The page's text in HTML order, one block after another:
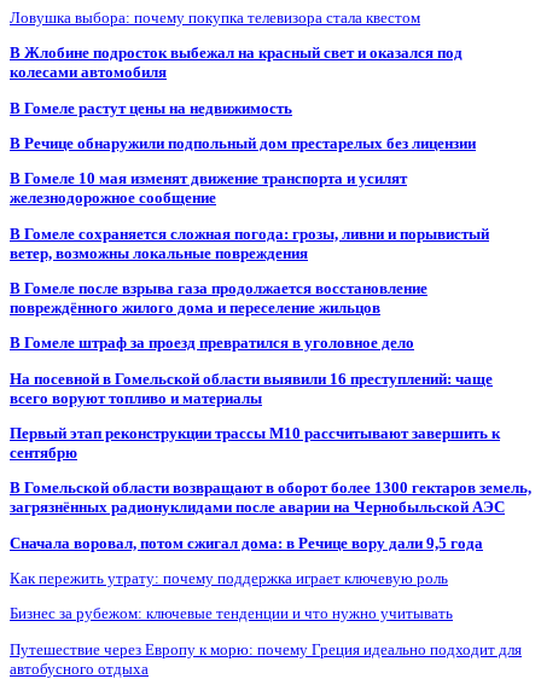
Ловушка выбора: почему покупка телевизора стала квестом
В Жлобине подросток выбежал на красный свет и оказался под
колесами автомобиля
В Гомеле растут цены на недвижимость
В Речице обнаружили подпольный дом престарелых без лицензии
В Гомеле 10 мая изменят движение транспорта и усилят
железнодорожное сообщение
В Гомеле сохраняется сложная погода: грозы, ливни и порывистый
ветер, возможны локальные повреждения
В Гомеле после взрыва газа продолжается восстановление
повреждённого жилого дома и переселение жильцов
В Гомеле штраф за проезд превратился в уголовное дело
На посевной в Гомельской области выявили 16 преступлений: чаще
всего воруют топливо и материалы
Первый этап реконструкции трассы М10 рассчитывают завершить к
сентябрю
В Гомельской области возвращают в оборот более 1300 гектаров земель,
загрязнённых радионуклидами после аварии на Чернобыльской АЭС
Сначала воровал, потом сжигал дома: в Речице вору дали 9,5 года
Как пережить утрату: почему поддержка играет ключевую роль
Бизнес за рубежом: ключевые тенденции и что нужно учитывать
Путешествие через Европу к морю: почему Греция идеально подходит для
автобусного отдыха